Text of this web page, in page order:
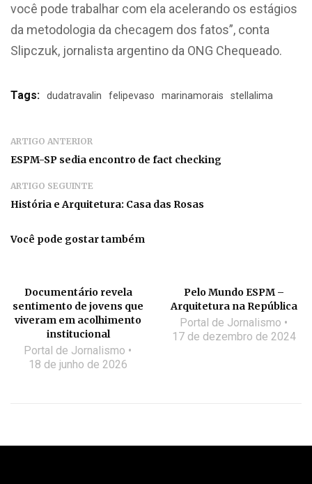
você pode trabalhar com ela acelerando os estágios
da metodologia da checagem dos fatos”, conta
Slipczuk, jornalista argentino da ONG Chequeado.
Tags: dudatravalin felipevaso marinamorais stellalima
ARTIGO ANTERIOR
ESPM-SP sedia encontro de fact checking
ARTIGO SEGUINTE
História e Arquitetura: Casa das Rosas
Você pode gostar também
Documentário revela
sentimento de jovens que
viveram em acolhimento
institucional
Portal de Jornalismo
18 de junho de 2026
Pelo Mundo ESPM –
Arquitetura na República
Portal de Jornalismo
17 de dezembro de 2024